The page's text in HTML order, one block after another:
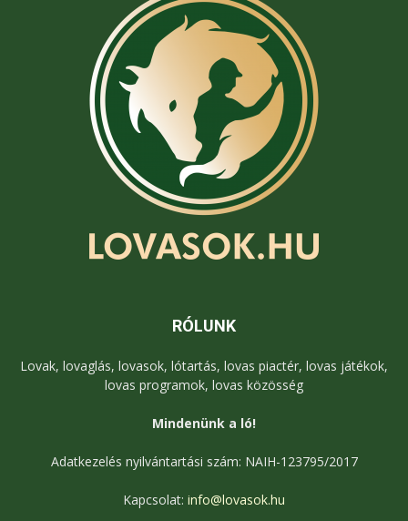
RÓLUNK
Lovak, lovaglás, lovasok, lótartás, lovas piactér, lovas játékok,
lovas programok, lovas közösség
Mindenünk a ló!
Adatkezelés nyilvántartási szám: NAIH-123795/2017
Kapcsolat: info@lovasok.hu